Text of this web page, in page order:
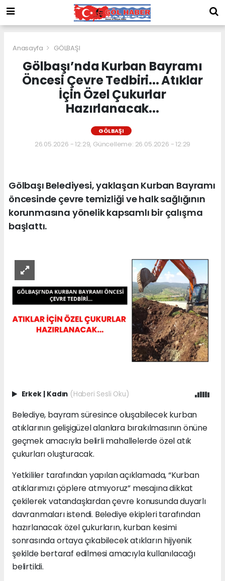
Anasayfa GÖLBAŞI
Gölbaşı’nda Kurban Bayramı
Öncesi Çevre Tedbiri... Atıklar
İçin Özel Çukurlar
Hazırlanacak...
GÖLBAŞI
26.05.2026 - 12:29, Güncelleme: 26.05.2026 - 12:29
Gölbaşı Belediyesi, yaklaşan Kurban Bayramı
öncesinde çevre temizliği ve halk sağlığının
korunmasına yönelik kapsamlı bir çalışma
başlattı.
Erkek | Kadın (Haberi Sesli Oku)
Belediye, bayram süresince oluşabilecek kurban
atıklarının gelişigüzel alanlara bırakılmasının önüne
geçmek amacıyla belirli mahallelerde özel atık
çukurları oluşturacak.
Yetkililer tarafından yapılan açıklamada, “Kurban
atıklarımızı çöplere atmıyoruz” mesajına dikkat
çekilerek vatandaşlardan çevre konusunda duyarlı
davranmaları istendi. Belediye ekipleri tarafından
hazırlanacak özel çukurların, kurban kesimi
sonrasında ortaya çıkabilecek atıkların hijyenik
şekilde bertaraf edilmesi amacıyla kullanılacağı
belirtildi.